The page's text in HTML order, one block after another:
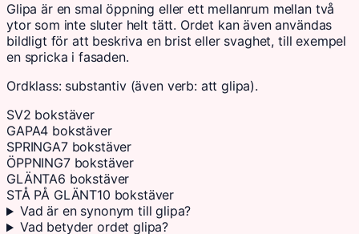
Glipa är en smal öppning eller ett mellanrum mellan två
ytor som inte sluter helt tätt. Ordet kan även användas
bildligt för att beskriva en brist eller svaghet, till exempel
en spricka i fasaden.
Ordklass: substantiv (även verb: att glipa).
SV2 bokstäver
GAPA4 bokstäver
SPRINGA7 bokstäver
ÖPPNING7 bokstäver
GLÄNTA6 bokstäver
STÅ PÅ GLÄNT10 bokstäver
Vad är en synonym till glipa?
Vad betyder ordet glipa?